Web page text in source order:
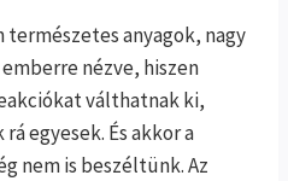
anyagok, nagy
nézve, hiszen
válthatnak ki,
egyesek. És akkor a
nem is beszéltünk. Az